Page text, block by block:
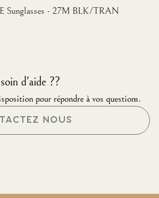
Sunglasses - 27M BLK/TRAN
d'aide ??
pour répondre à vos questions.
NOUS